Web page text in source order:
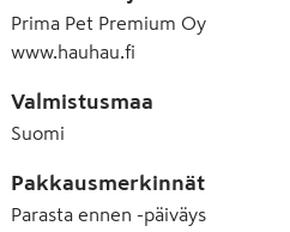
Prima Pet Premium Oy
www.hauhau.fi
Valmistusmaa
Suomi
Pakkausmerkinnät
Parasta ennen -päiväys